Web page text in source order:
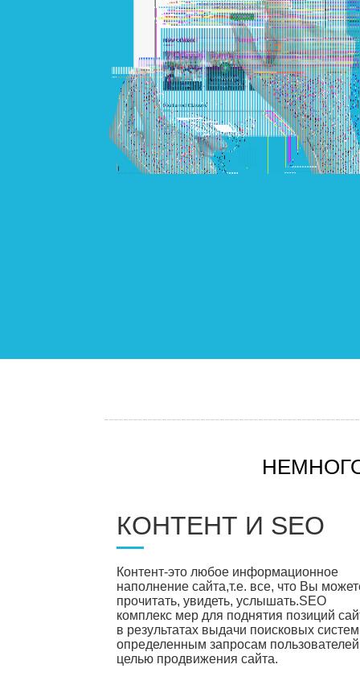
КОНТЕНТ И SEO
Контент-это любое информационное
наполнение сайта,т.е. все, что Вы
прочитать, увидеть, услышать.SEO
комплекс мер для поднятия позиций
в результатах выдачи поисковых
определенным запросам
целью продвижения сайта.